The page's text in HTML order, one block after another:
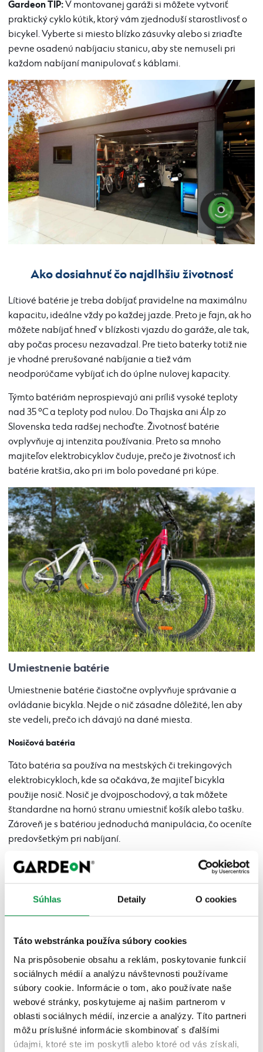
Súhlas Detaily O cookies
Táto webstránka používa súbory cookies
Na prispôsobenie obsahu a reklám, poskytovanie funkcií
sociálnych médií a analýzu návštevnosti používame
súbory cookie. Informácie o tom, ako používate naše
webové stránky, poskytujeme aj našim partnerom v
oblasti sociálnych médií, inzercie a analýzy. Títo partneri
môžu príslušné informácie skombinovať s ďalšími
údajmi, ktoré ste im poskytli alebo ktoré od vás získali,
Gardeon TIP:V montovanej garáži si môžete vytvoriť
praktický cyklo kútik, ktorý vám zjednoduší starostlivosť o
bicykel. Vyberte si miesto blízko zásuvky alebo si zriaďte
pevne osadenú nabíjaciu stanicu, aby ste nemuseli pri
každom nabíjaní manipulovať s káblami.
Ako dosiahnuť čo najdlhšiu životnosť
Lítiové batérie je treba dobíjať pravidelne na maximálnu
kapacitu, ideálne vždy po každej jazde. Preto je fajn, ak ho
môžete nabíjať hneď v blízkosti vjazdu do garáže, ale tak,
aby počas procesu nezavadzal. Pre tieto baterky totiž nie
je vhodné prerušované nabíjanie a tiež vám
neodporúčame vybíjať ich do úplne nulovej kapacity.
Týmto batériám neprospievajú ani príliš vysoké teploty
nad 35 °C a teploty pod nulou. Do Thajska ani Álp zo
Slovenska teda radšej nechoďte. Životnosť batérie
ovplyvňuje aj intenzita používania. Preto sa mnoho
majiteľov elektrobicyklov čuduje, prečo je životnosť ich
batérie kratšia, ako pri im bolo povedané pri kúpe.
Umiestnenie batérie
Umiestnenie batérie čiastočne ovplyvňuje správanie a
ovládanie bicykla. Nejde o nič zásadne dôležité, len aby
ste vedeli, prečo ich dávajú na dané miesta.
Nosičová batéria
Táto batéria sa používa na mestských či trekingových
elektrobicykloch, kde sa očakáva, že majiteľ bicykla
použije nosič. Nosič je dvojposchodový, a tak môžete
štandardne na hornú stranu umiestniť košík alebo tašku.
Zároveň je s batériou jednoduchá manipulácia, čo oceníte
predovšetkým pri nabíjaní.
Rámová batéria